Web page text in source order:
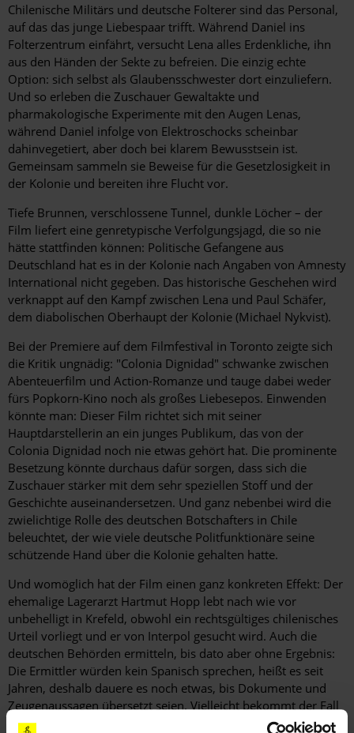
Chilenische Militärs und deutsche Folterer sind das Personal,
auf das das junge Liebespaar trifft. Während Daniel ins
Folterzentrum einfährt, versucht Lena alles Erdenkliche, ihn
aus den Händen der Sekte zu befreien. Die einzig echte
Option: sich selbst als Glaubensschwester dort einzuliefern.
Und so erleben die Zuschauer Gewaltakte und
pharmakologische Experimente mit den Augen Lenas,
während Daniel infolge von Elektroschocks scheinbar
dahinvegetiert, aber doch bei klarem Bewusstsein ist.
Gemeinsam sammeln sie Beweise für die Gesetzlosigkeit in
der Kolonie und bereiten ihre Flucht vor.
Tiefe Brunnen, verschlossene Tunnel, dunkle Löcher – der
Film liefert eine genretypische Verfolgungsjagd, die so nie
hätte stattfinden können: Politische Gefangene aus
Deutschland hat es in der Kolonie nach Angaben von Amnesty
International nicht gegeben. Das historische Geschehen wird
verknappt auf den Kampf zwischen Lena und Paul Schäfer,
dem diabolischen Oberhaupt der Kolonie (Michael Nykvist).
Bei der Premiere auf dem Filmfestival in Toronto zeigte sich
die Kritik ungnädig: "Colonia Dignidad" schwanke zwischen
Abenteuerfilm und Action-Romanze und tauge dabei weder
fürs Popkorn-Kino noch als großes Liebesepos. Einwenden
könnte man: Dieser Film richtet sich mit seiner
Hauptdarstellerin an ein junges Publikum, das von der
Colonia Dignidad noch nie ­etwas gehört hat. Die prominente
Besetzung könnte durchaus dafür sorgen, dass sich die
Zuschauer stärker mit dem sehr speziellen Stoff und der
Geschichte auseinandersetzen. Und ganz nebenbei wird die
zwielichtige Rolle des deutschen Botschafters in Chile
beleuchtet, der wie viele deutsche Politfunktionäre seine
schützende Hand über die Kolonie gehalten hatte.
Und womöglich hat der Film einen ganz konkreten Effekt: Der
ehemalige Lagerarzt Hartmut Hopp lebt nach wie vor
unbehelligt in Krefeld, obwohl ein rechtsgültiges chilenisches
Urteil vorliegt und er von Interpol gesucht wird. Auch die
deutschen Behörden ermitteln, bis dato aber ohne Ergebnis:
Die Ermittler würden kein Spanisch sprechen, heißt es seit
Jahren, deshalb dauere es noch etwas, bis Dokumente und
Zeugenaussagen übersetzt seien. Vielleicht bekommt der Fall
durch die mediale Aufmerksamkeit ja eine neue Dynamik.